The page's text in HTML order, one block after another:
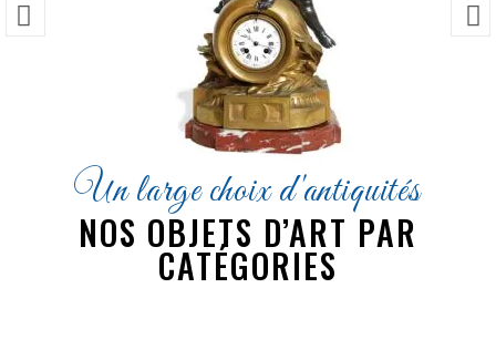
Un large choix d'antiquités
NOS OBJETS D’ART PAR
CATÉGORIES